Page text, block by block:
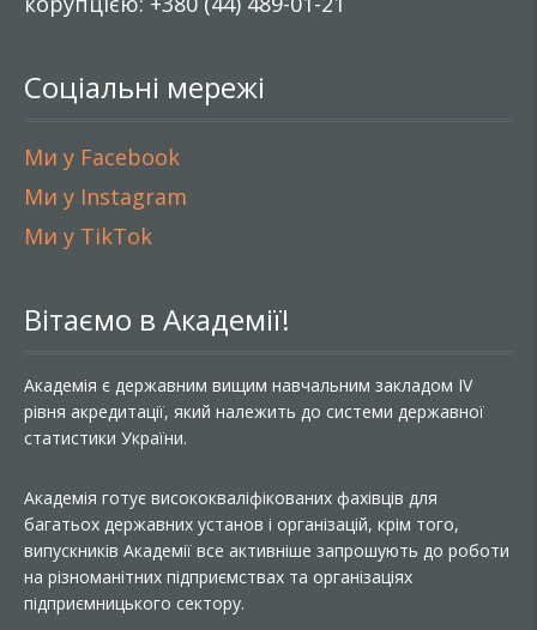
Соціальні мережі
Ми у Facebook
Ми у Instagram
Ми у TikTok
Вітаємо в Академії!
Академія є державним вищим навчальним закладом IV
рівня акредитації, який належить до системи державної
статистики України.
Академія готує висококваліфікованих фахівців для
багатьох державних установ і організацій, крім того,
випускників Академії все активніше запрошують до роботи
на різноманітних підприємствах та організаціях
підприємницького сектору.